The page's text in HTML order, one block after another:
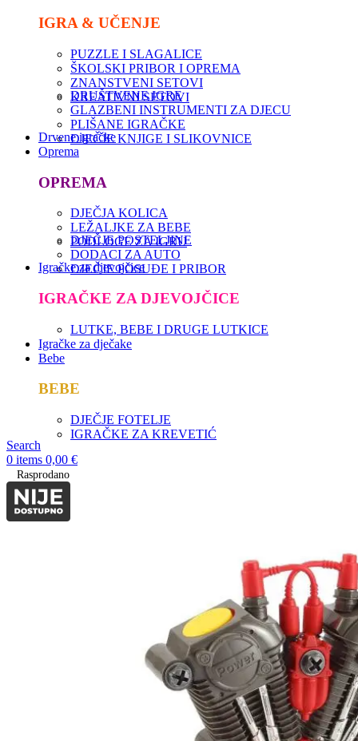
IGRA & UČENJE
PUZZLE I SLAGALICE
ŠKOLSKI PRIBOR I OPREMA
ZNANSTVENI SETOVI
KREATIVNI SETOVI
DRUŠTVENE IGRE
GLAZBENI INSTRUMENTI ZA DJECU
PLIŠANE IGRAČKE
DJEČJE KNJIGE I SLIKOVNICE
Drvene igračke
Oprema
OPREMA
DJEČJA KOLICA
LEŽALJKE ZA BEBE
PODLOGE ZA IGRU
DJEČJE POSTELJINE
DODACI ZA AUTO
DJEČJE POSUĐE I PRIBOR
Igračke za djevojčice
IGRAČKE ZA DJEVOJČICE
LUTKE, BEBE I DRUGE LUTKICE
Igračke za dječake
Bebe
BEBE
DJEČJE FOTELJE
IGRAČKE ZA KREVETIĆ
Search
0 items 0,00 €
Rasprodano